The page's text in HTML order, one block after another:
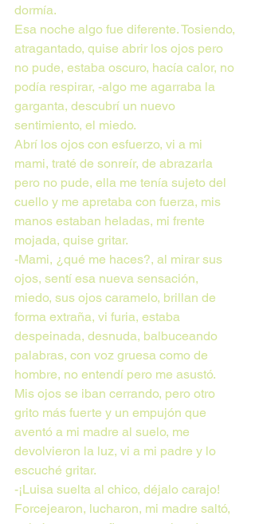
dormía.
Esa noche algo fue diferente. Tosiendo,
atragantado, quise abrir los ojos pero
no pude, estaba oscuro, hacía calor, no
podía respirar, -algo me agarraba la
garganta, descubrí un nuevo
sentimiento, el miedo.
Abrí los ojos con esfuerzo, vi a mi
mami, traté de sonreír, de abrazarla
pero no pude, ella me tenía sujeto del
cuello y me apretaba con fuerza, mis
manos estaban heladas, mi frente
mojada, quise gritar.
-Mami, ¿qué me haces?, al mirar sus
ojos, sentí esa nueva sensación,
miedo, sus ojos caramelo, brillan de
forma extraña, vi furia, estaba
despeinada, desnuda, balbuceando
palabras, con voz gruesa como de
hombre, no entendí pero me asustó.
Mis ojos se iban cerrando, pero otro
grito más fuerte y un empujón que
aventó a mi madre al suelo, me
devolvieron la luz, vi a mi padre y lo
escuché gritar.
-¡Luisa suelta al chico, déjalo carajo!
Forcejearon, lucharon, mi madre saltó,